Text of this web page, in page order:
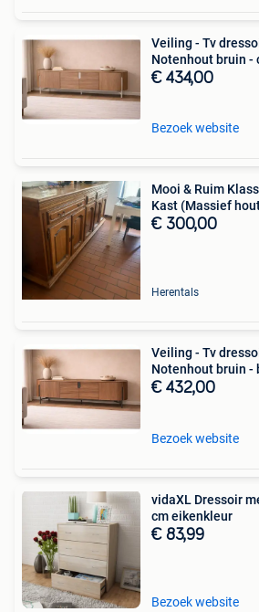
Veiling - Tv
Notenhout bruin -
€ 434,00
Bezoek website
Mooi & Ruim
Kast (Massief
€ 300,00
Herentals
Veiling - Tv
Notenhout bruin -
€ 432,00
Bezoek website
vidaXL Dressoir
cm eikenkleur
€ 83,99
Bezoek website